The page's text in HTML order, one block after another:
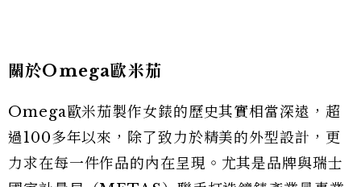
關於Omega歐米茄
Omega歐米茄製作女錶的歷史其實相當深遠，超
過100多年以來，除了致力於精美的外型設計，更
力求在每一件作品的內在呈現。尤其是品牌與瑞士